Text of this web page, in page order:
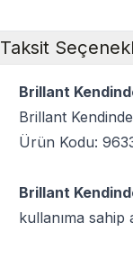
Taksit
Brillant
Brillant
Ürün Kodu:
Brillant
kullanıma